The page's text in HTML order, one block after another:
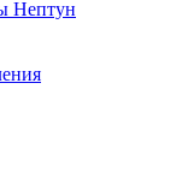
Нептун